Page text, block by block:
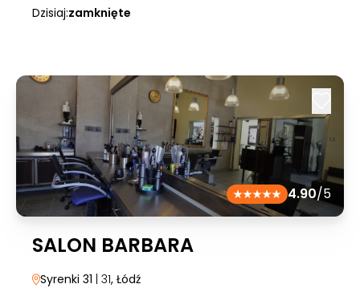
Dzisiaj:zamknięte
4.90/5
SALON BARBARA
Syrenki 31 | 31, Łódź